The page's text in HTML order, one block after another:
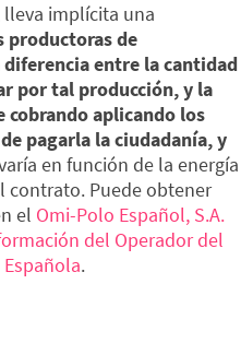
implícita una
productoras de
entre la cantidad
por tal producción, y la
cobrando aplicando los
pagarla la ciudadanía, y
en función de la energía
contrato. Puede obtener
el Omi-Polo Español, S.A.
del Operador del
.